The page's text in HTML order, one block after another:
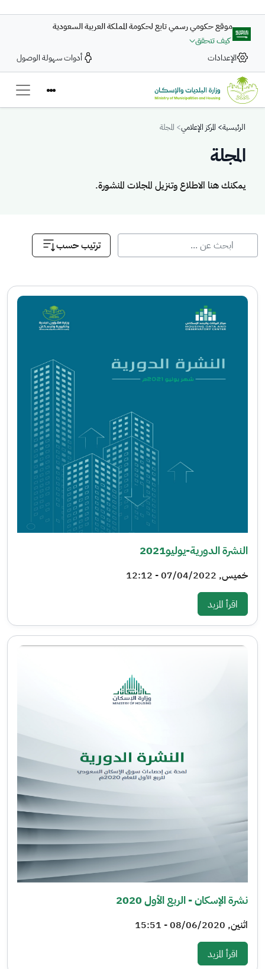
موقع حكومي رسمي تابع لحكومة المملكة العربية السعودية
كيف تتحقق
الإعدادات
أدوات سهولة الوصول
Breadcrumb
الرئيسية المركز الإعلامي المجلة
المجلة
يمكنك هنا الاطلاع وتنزيل المجلات المنشورة.
يمكنك هنا الاطلاع وتنزيل المجلات المنشورة. ترتيب حسب
النشرة الدورية-يوليو2021
خميس, 07/04/2022 - 12:12
اقرأ المزيد: النشرة الدورية-يوليو2021
نشرة الإسكان - الربع الأول 2020
اثنين, 08/06/2020 - 15:51
اقرأ المزيد: نشرة الإسكان - الربع الأول 2020